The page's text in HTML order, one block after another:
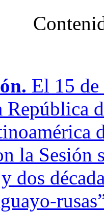
El 15 de
República
la Sesión
dos